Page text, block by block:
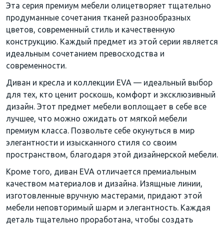
Эта серия премиум мебели олицетворяет тщательно
продуманные сочетания тканей разнообразных
цветов, современный стиль и качественную
конструкцию. Каждый предмет из этой серии является
идеальным сочетанием превосходства и
современности.
Диван и кресла и коллекции EVA — идеальный выбор
для тех, кто ценит роскошь, комфорт и эксклюзивный
дизайн. Этот предмет мебели воплощает в себе все
лучшее, что можно ожидать от мягкой мебели
премиум класса. Позвольте себе окунуться в мир
элегантности и изысканного стиля со своим
пространством, благодаря этой дизайнерской мебели.
Кроме того, диван EVA отличается премиальным
качеством материалов и дизайна. Изящные линии,
изготовленные вручную мастерами, придают этой
мебели неповторимый шарм и элегантность. Каждая
деталь тщательно проработана, чтобы создать